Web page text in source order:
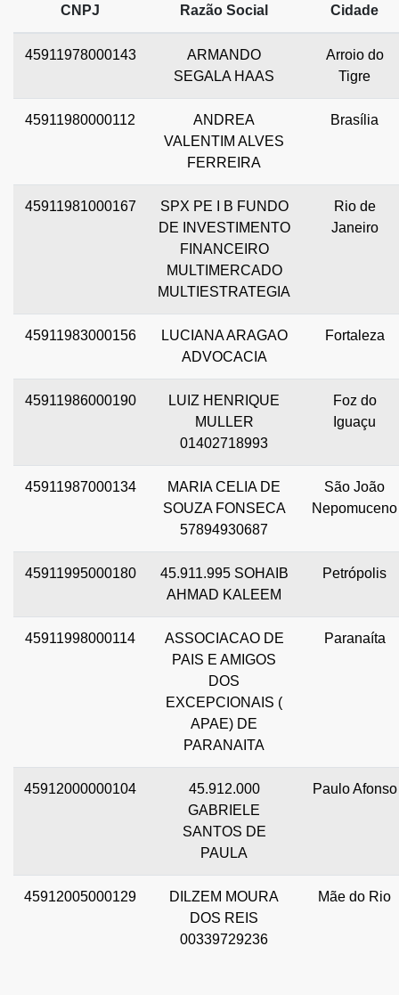
CNPJ Razão Social Cidade
45911978000143
ARMANDO
SEGALA HAAS
Arroio do
Tigre
45911980000112
ANDREA
VALENTIM ALVES
FERREIRA
Brasília
45911981000167
SPX PE I B FUNDO
DE INVESTIMENTO
FINANCEIRO
MULTIMERCADO
MULTIESTRATEGIA
Rio de
Janeiro
45911983000156
LUCIANA ARAGAO
ADVOCACIA
Fortaleza
45911986000190
LUIZ HENRIQUE
MULLER
01402718993
Foz do
Iguaçu
45911987000134
MARIA CELIA DE
SOUZA FONSECA
57894930687
São João
Nepomuceno
45911995000180
45.911.995 SOHAIB
AHMAD KALEEM
Petrópolis
45911998000114
ASSOCIACAO DE
PAIS E AMIGOS
DOS
EXCEPCIONAIS (
APAE) DE
PARANAITA
Paranaíta
45912000000104
45.912.000
GABRIELE
SANTOS DE
PAULA
Paulo Afonso
45912005000129
DILZEM MOURA
DOS REIS
00339729236
Mãe do Rio